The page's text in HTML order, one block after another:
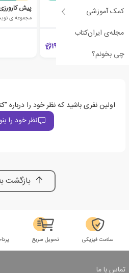
کمک آموزشی
مجله‌ی ایران‌کتاب
چی بخونم؟
پیش کارورزی
مجموعه ی نویسندگان
190،000
پیش
مجموعه ی
اولین نفری باشید که نظر خود را
نظر خود را
بازگشت
سلامت فیزیکی تحویل سریع
تماس با ما